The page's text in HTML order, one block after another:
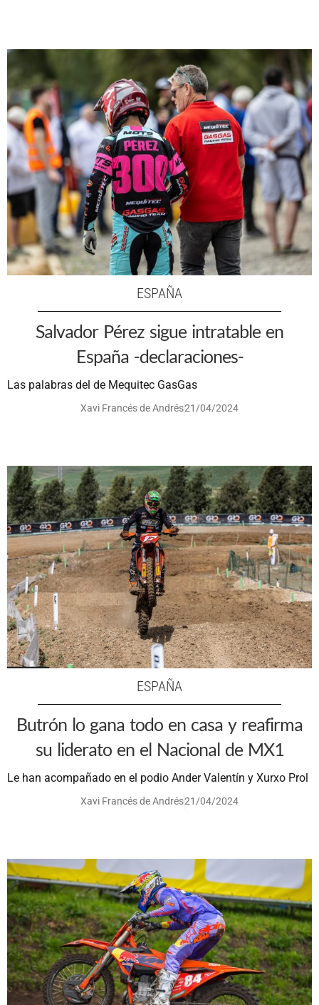
ESPAÑA
Salvador Pérez sigue intratable en
España -declaraciones-
Las palabras del de Mequitec GasGas
Xavi Francés de Andrés21/04/2024
ESPAÑA
Butrón lo gana todo en casa y reafirma
su liderato en el Nacional de MX1
Le han acompañado en el podio Ander Valentín y Xurxo Prol
Xavi Francés de Andrés21/04/2024